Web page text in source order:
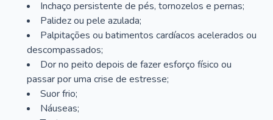
Inchaço persistente de pés, tornozelos e pernas;
Palidez ou pele azulada;
Palpitações ou batimentos cardíacos acelerados ou
descompassados;
Dor no peito depois de fazer esforço físico ou
passar por uma crise de estresse;
Suor frio;
Náuseas;